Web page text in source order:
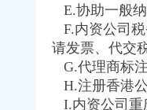
口权)
万 （增资）
册）
E.协助一般
F.内资公司
请发票、代交
G.代理商标
H.注册香港
I.内资公司重